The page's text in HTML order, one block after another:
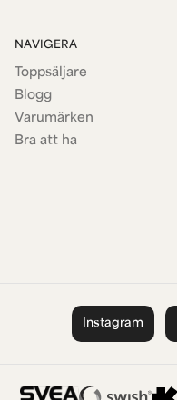
NAVIGERA
Toppsäljare
Blogg
Varumärken
Bra att ha
Instagram